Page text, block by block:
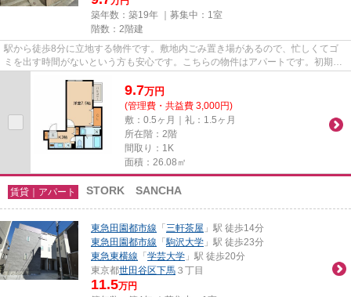
築年数：築19年 ｜募集中： 1室
階数：2階建
駅から徒歩8分に立地する物件です。敷地内ごみ置き場があるので、忙しくてゴ
ミを出す時間がないという方も安心です。こちらの物件はアパートです。初期費
用のカード決済ができます。駅...
9.7万円
(管理費・共益費 3,000円)
敷：0.5ヶ月｜礼：1.5ヶ月
所在階：2階
間取り：1K
面積：26.08㎡
賃貸｜アパート STORK SANCHA
東急田園都市線 「三軒茶屋 」駅 徒歩14分
東急田園都市線 「駒沢大学 」駅 徒歩23分
東急東横線 「学芸大学 」駅 徒歩20分
東京都世田谷区下馬 ３丁目
11.5万円